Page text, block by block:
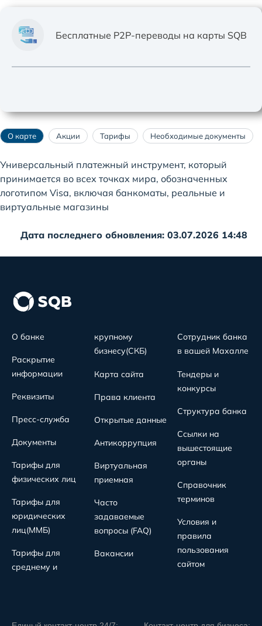
Бесплатные Р2Р-переводы на карты SQB
О карте Акции Тарифы Необходимые документы
Универсальный платежный инструмент, который
принимается во всех точках мира, обозначенных
логотипом Visa, включая банкоматы, реальные и
виртуальные магазины
Дата последнего обновления: 03.07.2026 14:48
О банке
Раскрытие
информации
Реквизиты
Пресс-служба
Документы
Тарифы для
физических лиц
Тарифы для
юридических
лиц(MMБ)
Тарифы для
среднему и
крупному
бизнесу(СКБ)
Карта сайта
Права клиента
Открытые данные
Антикоррупция
Виртуальная
приемная
Часто
задаваемые
вопросы (FAQ)
Вакансии
Сотрудник банка
в вашей Махалле
Тендеры и
конкурсы
Структура банка
Ссылки на
вышестоящие
органы
Справочник
терминов
Условия и
правила
пользования
сайтом